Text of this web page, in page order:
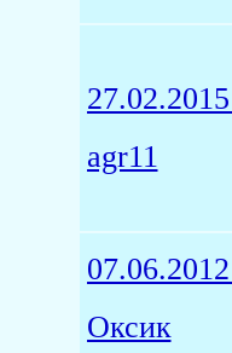
27.02.2015
agr11
07.06.2012
Оксик